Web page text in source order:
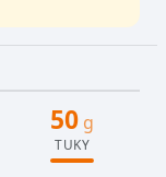
50 g
TUKY